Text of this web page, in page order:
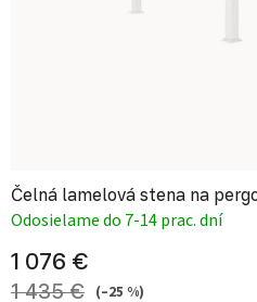
Čelná lamelová stena na
Odosielame do 7-14 prac. dní
1 076 €
1 435 € (–25 %)